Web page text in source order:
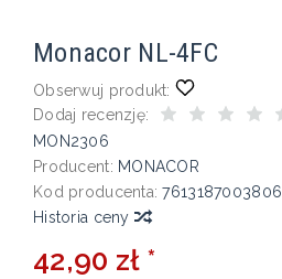
Monacor NL-4FC
Obserwuj produkt:
Dodaj recenzję:
MON2306
Producent: MONACOR
Kod producenta: 7613187003806
Historia ceny
42,90 zł *